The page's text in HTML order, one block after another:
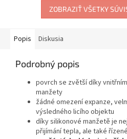
ZOBRAZIŤ VŠETKY
Popis Diskusia
Podrobný popis
povrch se zvětší díky
manžety
žádné omezení expanze,
výsledného licího objektu
díky silikonové manžetě je
přijímání tepla, ale také